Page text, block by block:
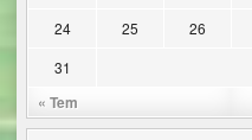
« Tem
24
25 26
31